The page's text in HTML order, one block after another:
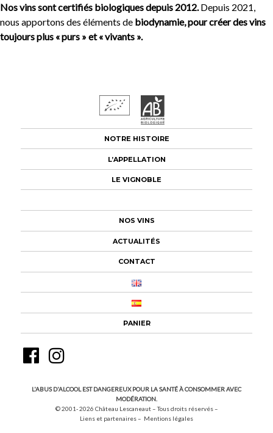
Nos vins sont certifiés biologiques depuis 2012. Depuis 2021,
nous apportons des éléments de biodynamie, pour créer des vins
toujours plus « purs » et « vivants ».
NOTRE HISTOIRE
L’APPELLATION
LE VIGNOBLE
NOS VINS
ACTUALITÉS
CONTACT
PANIER
Facebook
L'ABUS D'ALCOOL EST DANGEREUX POUR LA SANTÉ À CONSOMMER AVEC
MODÉRATION.
© 2001- 2026 Château Lescaneaut – Tous droits réservés –
Liens et partenaires
Mentions légales